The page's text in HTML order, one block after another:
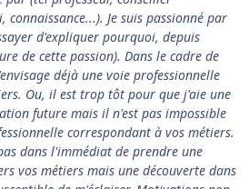
Je suis passionné par
d'expliquer pourquoi, depuis
de cette passion). Dans le cadre de
déjà une voie professionnelle
Ou, il est trop tôt pour que j'aie une
future mais il n'est pas impossible
correspondant à vos métiers.
dans l'immédiat de prendre une
vos métiers mais une découverte dans